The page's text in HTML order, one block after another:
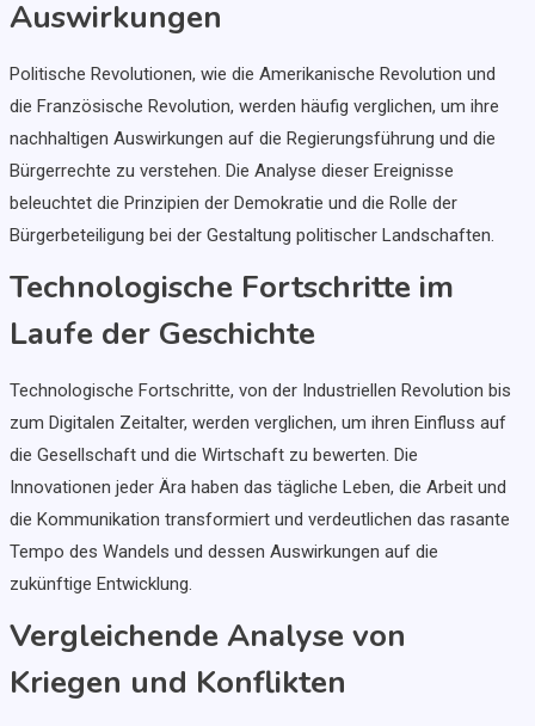
Auswirkungen
Politische Revolutionen, wie die Amerikanische Revolution und
die Französische Revolution, werden häufig verglichen, um ihre
nachhaltigen Auswirkungen auf die Regierungsführung und die
Bürgerrechte zu verstehen. Die Analyse dieser Ereignisse
beleuchtet die Prinzipien der Demokratie und die Rolle der
Bürgerbeteiligung bei der Gestaltung politischer Landschaften.
Technologische Fortschritte im
Laufe der Geschichte
Technologische Fortschritte, von der Industriellen Revolution bis
zum Digitalen Zeitalter, werden verglichen, um ihren Einfluss auf
die Gesellschaft und die Wirtschaft zu bewerten. Die
Innovationen jeder Ära haben das tägliche Leben, die Arbeit und
die Kommunikation transformiert und verdeutlichen das rasante
Tempo des Wandels und dessen Auswirkungen auf die
zukünftige Entwicklung.
Vergleichende Analyse von
Kriegen und Konflikten